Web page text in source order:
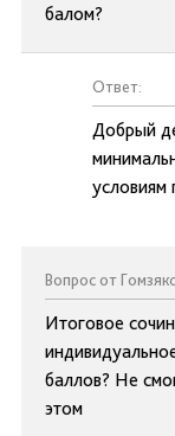
балом?
Ответ:
Добрый
условиям
Вопрос от
Итоговое
баллов? Не
этом